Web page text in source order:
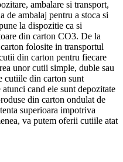
ambalare si transport,
de ambalaj pentru a stoca si
la dispozitie ca si
din carton CO3. De la
folosite in transportul
din carton pentru fiecare
unor cutii simple, duble sau
cutiile din carton sunt
cand ele sunt depozitate
din carton ondulat de
superioara impotriva
va putem oferii cutiile atat